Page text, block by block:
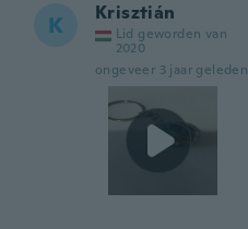
K Krisztián
Lid geworden van
2020
ongeveer 3 jaar geleden